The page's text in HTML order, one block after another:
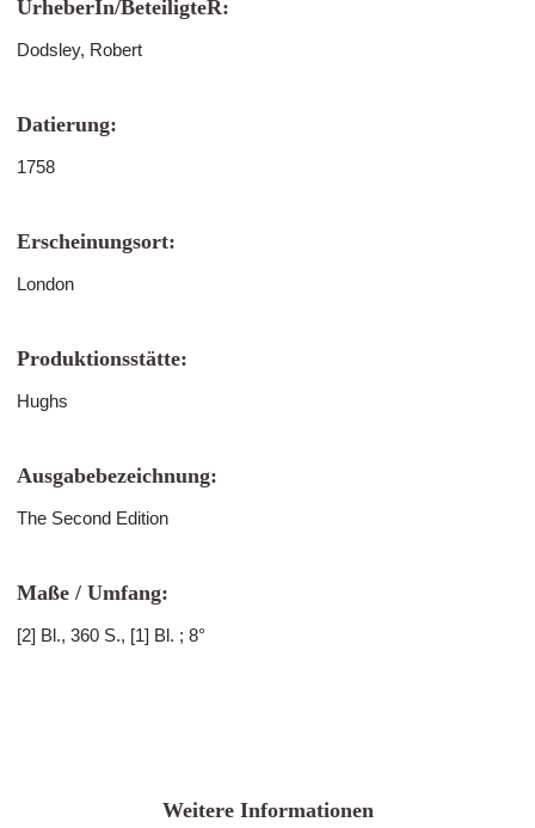
UrheberIn/BeteiligteR:
Dodsley, Robert
Datierung:
1758
Erscheinungsort:
London
Produktionsstätte:
Hughs
Ausgabebezeichnung:
The Second Edition
Maße / Umfang:
[2] Bl., 360 S., [1] Bl. ; 8°
Weitere Informationen